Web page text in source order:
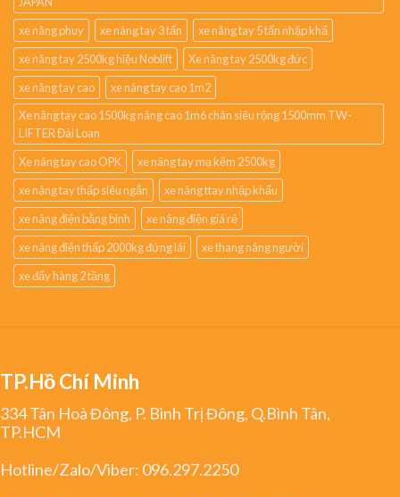
xe nâng phuy
xe nâng tay 3 tấn
xe nâng tay 5 tấn nhập khẩ
xe nâng tay 2500kg hiệu Noblift
Xe nâng tay 2500kg đức
xe nâng tay cao
xe nâng tay cao 1m2
Xe nâng tay cao 1500kg nâng cao 1m6 chân siêu rộng 1500mm TW-
LIFTER Đài Loan
Xe nâng tay cao OPK
xe nâng tay mạ kẽm 2500kg
xe nâng tay thấp siêu ngắn
xe nâng ttay nhập khẩu
xe nâng điện bằng bình
xe nâng điện giá rẻ
xe nâng điện thấp 2000kg đứng lái
xe thang nâng người
xe đẩy hàng 2 tầng
TP.Hồ Chí Minh
334 Tân Hoà Đông, P. Bình Trị Đông, Q.Bình Tân,
TP.HCM
Hotline/Zalo/Viber: 096.297.2250